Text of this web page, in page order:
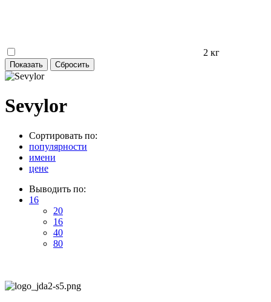
2 кг
Sevylor
Сортировать по:
популярности
имени
цене
Выводить по:
16
20
16
40
80